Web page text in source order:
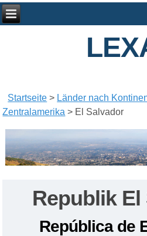
Startseite > Länder nach
Zentralamerika > El Salvador
Republik
República de